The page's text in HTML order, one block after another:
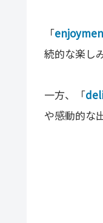
「
続的な楽し
一方、「
や感動的な